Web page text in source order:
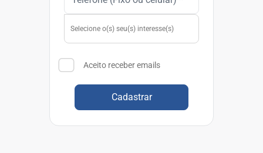
Aceito receber emails
Cadastrar